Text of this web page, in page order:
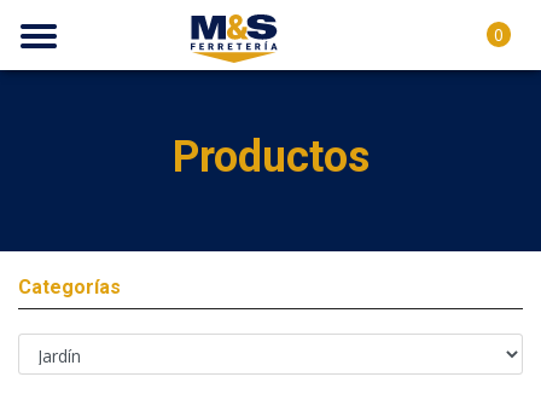
0
Productos
Categorías